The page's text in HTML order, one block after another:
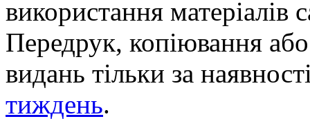
використання матеріалів
Передрук, копіювання
видань тільки за
тиждень.